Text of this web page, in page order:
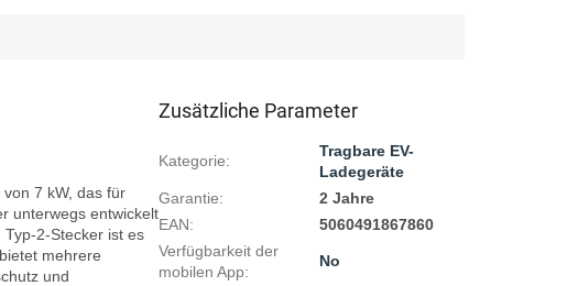
7 kW, das für
unterwegs entwickelt
2-Stecker ist es
mehrere
und
Zusätzliche Parameter
Kategorie:
Tragbare EV-
Ladegeräte
Garantie:
2 Jahre
EAN:
5060491867860
Verfügbarkeit der
mobilen App:
No